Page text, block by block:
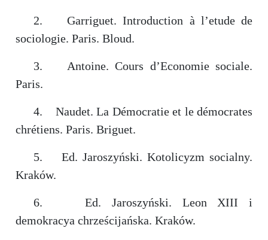
2. Garriguet. Introduction à l’etude de
sociologie. Paris. Bloud.
3. Antoine. Cours d’Economie sociale.
Paris.
4. Naudet. La Démocratie et le démocrates
chrétiens. Paris. Briguet.
5. Ed. Jaroszyński. Kotolicyzm socialny.
Kraków.
6. Ed. Jaroszyński. Leon XIII i
demokracya chrześcijańska. Kraków.